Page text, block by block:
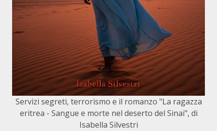
Servizi segreti, terrorismo e il romanzo "La ragazza
eritrea - Sangue e morte nel deserto del Sinai", di
Isabella Silvestri